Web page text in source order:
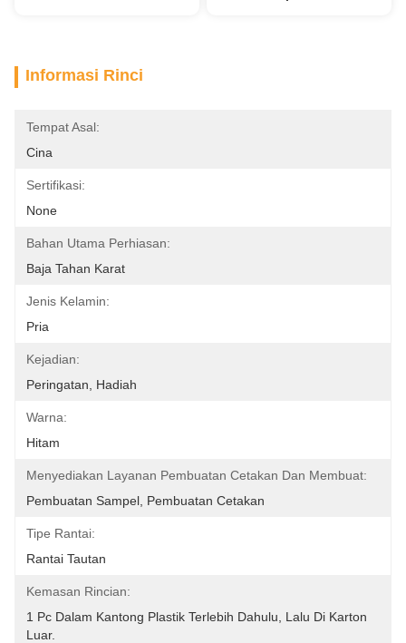
Informasi Rinci
Tempat Asal:
Cina
Sertifikasi:
None
Bahan Utama Perhiasan:
Baja Tahan Karat
Jenis Kelamin:
Pria
Kejadian:
Peringatan, Hadiah
Warna:
Hitam
Menyediakan Layanan Pembuatan Cetakan Dan Membuat:
Pembuatan Sampel, Pembuatan Cetakan
Tipe Rantai:
Rantai Tautan
Kemasan Rincian:
1 Pc Dalam Kantong Plastik Terlebih Dahulu, Lalu Di Karton
Luar.